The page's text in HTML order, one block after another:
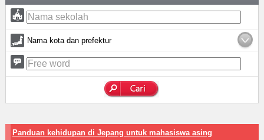
Nama kota dan prefektur
Panduan kehidupan di Jepang untuk mahasiswa asing